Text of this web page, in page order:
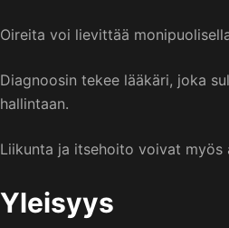
Oireita voi lievittää
Diagnoosin tekee lääkäri, joka
hallintaan.
Liikunta ja itsehoito voivat myös
Yleisyys